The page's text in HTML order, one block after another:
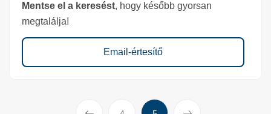
Mentse el a keresést, hogy később gyorsan
megtalálja!
Email-értesítő